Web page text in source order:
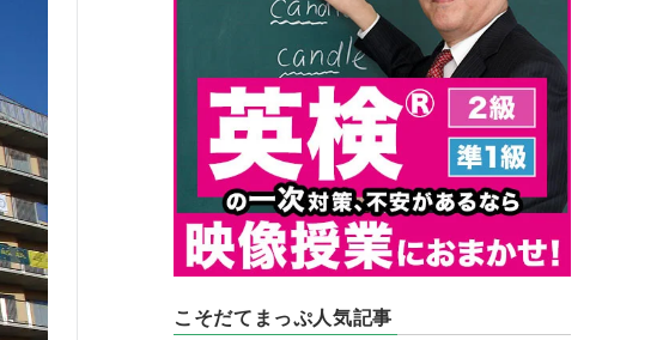
こそだてまっぷ人気記事